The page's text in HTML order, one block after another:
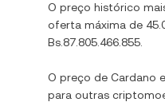
O preço histórico
oferta máxima de
Bs.87.805.466.855
O preço de Cardano
para outras